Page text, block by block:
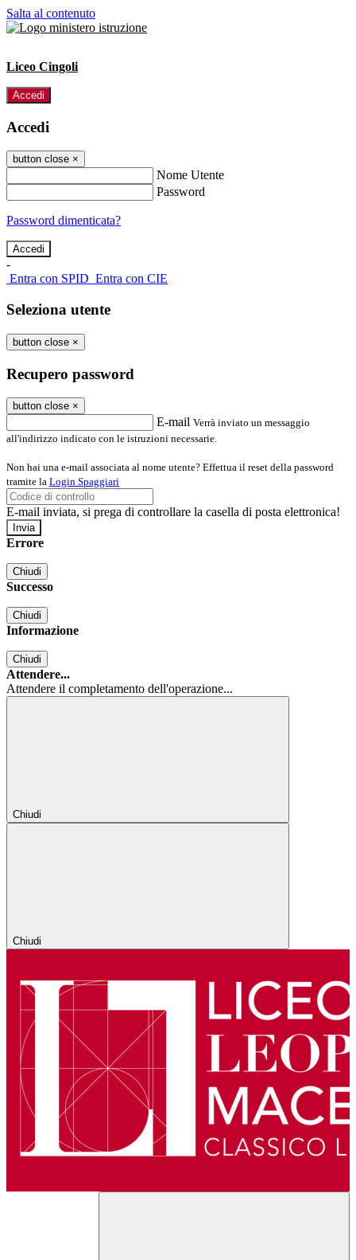
Salta al contenuto
Liceo Cingoli
Accedi
Accedi
button close ×
Nome Utente
Password
Password dimenticata?
-
Entra con SPID Entra con CIE
Seleziona utente
button close ×
Recupero password
button close ×
E-mail Verrà inviato un messaggio
all'indirizzo indicato con le istruzioni necessarie.
Non hai una e-mail associata al nome utente? Effettua il reset della password
tramite la Login Spaggiari
E-mail inviata, si prega di controllare la casella di posta elettronica!
Errore
Chiudi
Successo
Chiudi
Informazione
Chiudi
Attendere...
Attendere il completamento dell'operazione...
Chiudi
Chiudi